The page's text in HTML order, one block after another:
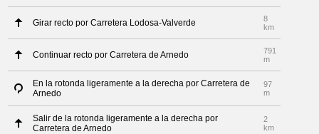
Girar recto por Carretera Lodosa-Valverde
8
km
Continuar recto por Carretera de Arnedo
791
m
En la rotonda ligeramente a la derecha por Carretera de
Arnedo
97
m
Salir de la rotonda ligeramente a la derecha por
Carretera de Arnedo
2
km